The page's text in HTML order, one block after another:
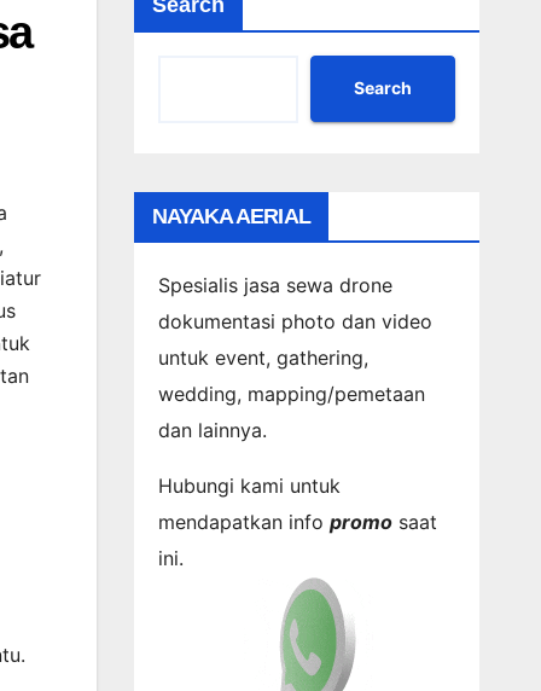
Search
NAYAKA AERIAL
Spesialis jasa sewa drone
dokumentasi photo dan video
untuk event, gathering,
wedding, mapping/pemetaan
dan lainnya.
Hubungi kami untuk
mendapatkan info promosaat
ini.